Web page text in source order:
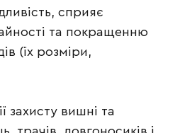
сприяє
та покращенню
(їх розміри,
захисту вишні та